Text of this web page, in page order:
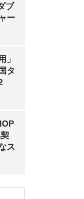
ブ
ー
」
タ
ス